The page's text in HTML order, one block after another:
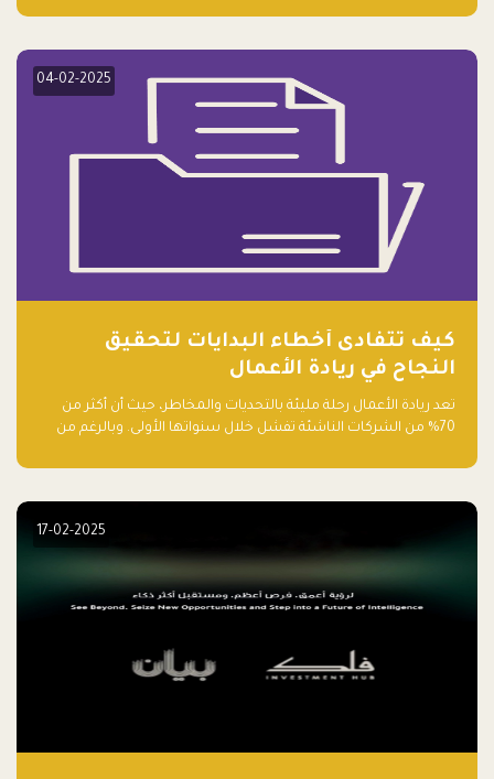
04-02-2025
كيف تتفادى أخطاء البدايات لتحقيق
النجاح في ريادة الأعمال
تعد ريادة الأعمال رحلة مليئة بالتحديات والمخاطر، حيث أن أكثر من
70% من الشركات الناشئة تفشل خلال سنواتها الأولى. وبالرغم من
الكثيرون في بداية رحلتهم، وهي التي قد تعرقل نجاحهم. في هذا
17-02-2025